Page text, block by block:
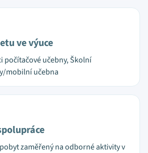
ve výuce
počítačové učebny, Školní
mobilní učebna
zaměřený na odborné aktivity v